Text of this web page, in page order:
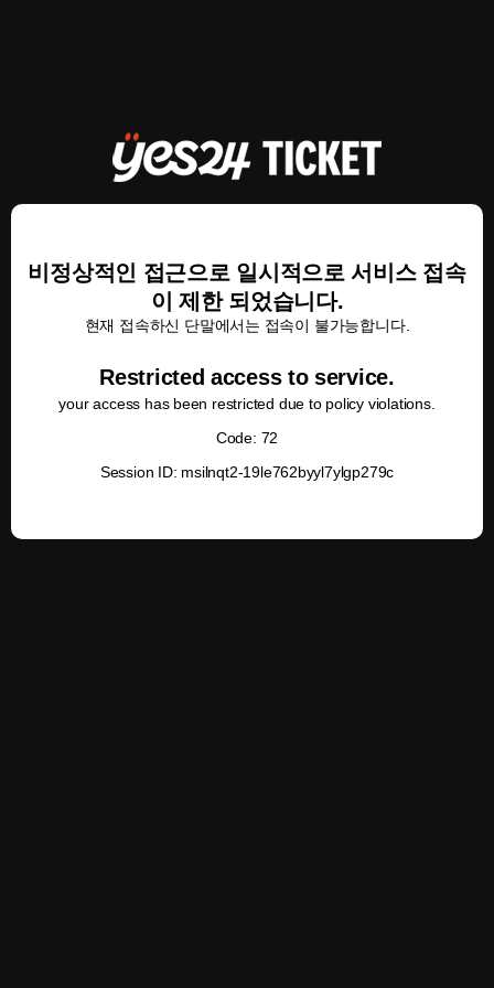
비정상적인 접근으로 일시적으로 서비스 접속
이 제한 되었습니다.
현재 접속하신 단말에서는 접속이 불가능합니다.
Restricted access to service.
your access has been restricted due to policy violations.
Code: 72
Session ID: msilnqt2-19le762byyl7ylgp279c